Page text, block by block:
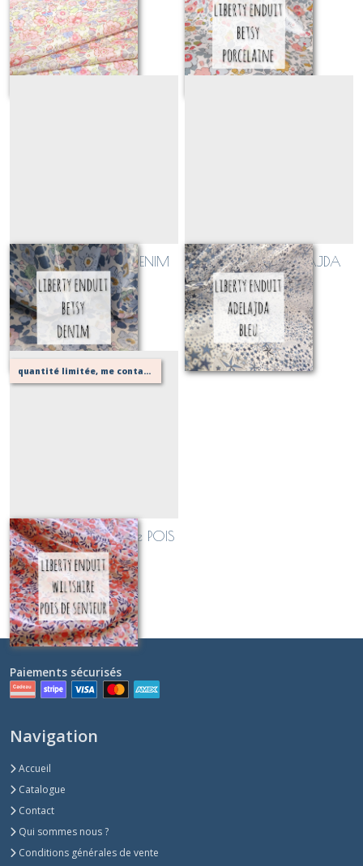
mat
Sur demande
PORCELAINE
Sur demande
LIBERTY enduit BETSY DENIM
Sur demande
LIBERTY enduit ADELAJDA
BLEU
Sur demande
quantité limitée, me contacter pour vérifier possibilité de votre confection
LIBERTY enduit Wiltshire POIS
DE SENTEUR
Sur demande
Paiements sécurisés
Navigation
Accueil
Catalogue
Contact
Qui sommes nous ?
Conditions générales de vente